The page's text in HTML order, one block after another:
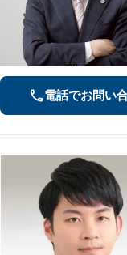
電話でお問い